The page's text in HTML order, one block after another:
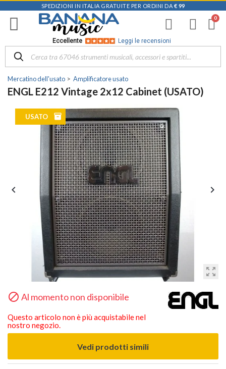
SPEDIZIONI IN ITALIA GRATUITE PER ORDINI DA € 99
Eccellente Leggi le recensioni
Mercatino dell'usato Amplificatore usato
ENGL E212 Vintage 2x12 Cabinet (USATO)
USATO inventory
zoom_out_map
 
 Al momento non disponibile
Questo articolo non è più acquistabile nel
nostro negozio.
Vedi prodotti simili